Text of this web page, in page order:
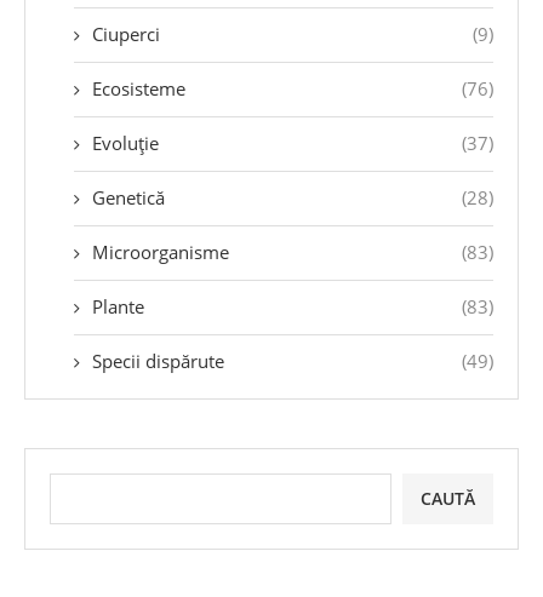
Ciuperci (9)
Ecosisteme (76)
Evoluție (37)
Genetică (28)
Microorganisme (83)
Plante (83)
Specii dispărute (49)
CAUTĂ